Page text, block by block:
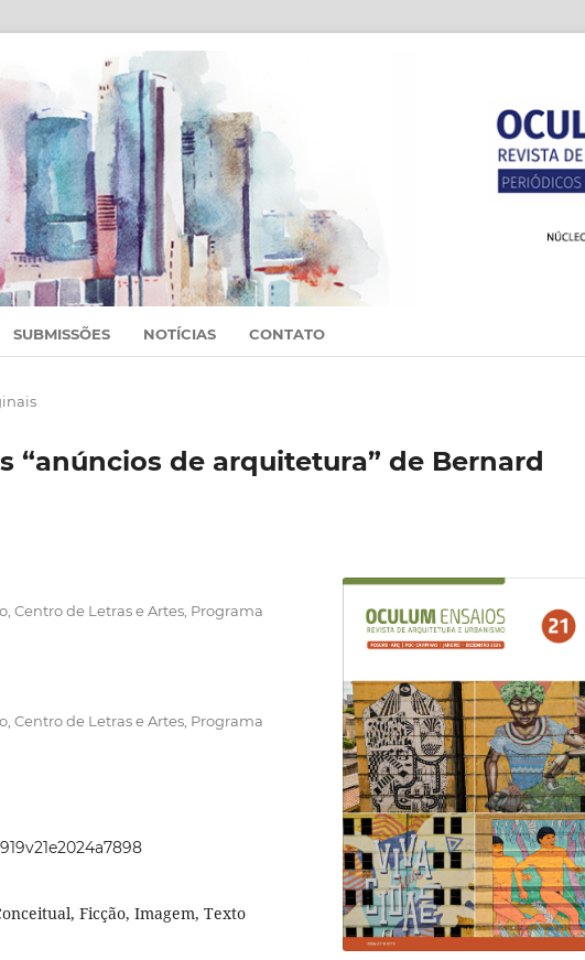
SUBMISSÕES NOTÍCIAS CONTATO
“anúncios de arquitetura” de Bernard
Centro de Letras e Artes, Programa
Centro de Letras e Artes, Programa
Ficção, Imagem, Texto